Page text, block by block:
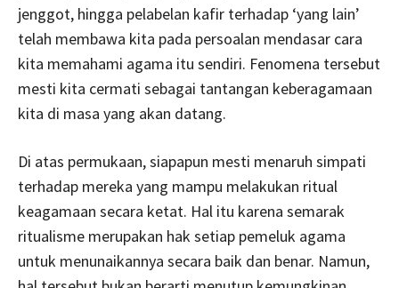
jenggot, hingga pelabelan kafir terhadap ‘yang lain’
telah membawa kita pada persoalan mendasar cara
kita memahami agama itu sendiri. Fenomena tersebut
mesti kita cermati sebagai tantangan keberagamaan
kita di masa yang akan datang.
Di atas permukaan, siapapun mesti menaruh simpati
terhadap mereka yang mampu melakukan ritual
keagamaan secara ketat. Hal itu karena semarak
ritualisme merupakan hak setiap pemeluk agama
untuk menunaikannya secara baik dan benar. Namun,